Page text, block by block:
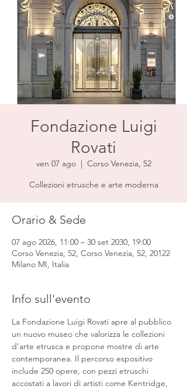
Fondazione Luigi
Rovati
ven 07 ago
  |
Corso Venezia, 52
Collezioni etrusche e arte moderna
Orario & Sede
07 ago 2026, 11:00 – 30 set 2030, 19:00
Corso Venezia, 52, Corso Venezia, 52, 20122
Milano MI, Italia
Info sull'evento
La Fondazione Luigi Rovati apre al pubblico
un nuovo museo che valorizza le collezioni
d’arte etrusca e propone mostre di arte
contemporanea. Il percorso espositivo
include 250 opere, con pezzi etruschi
accostati a lavori di artisti come Kentridge,